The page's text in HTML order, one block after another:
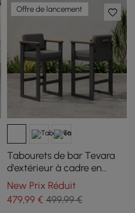
Offre de lancement
Tabourets de bar Tevara
d'extérieur à cadre en
aluminium et accoudoirs
en bois de teck, gris foncé,
lot de 2
New Prix Réduit
479,99€ 499,99 €